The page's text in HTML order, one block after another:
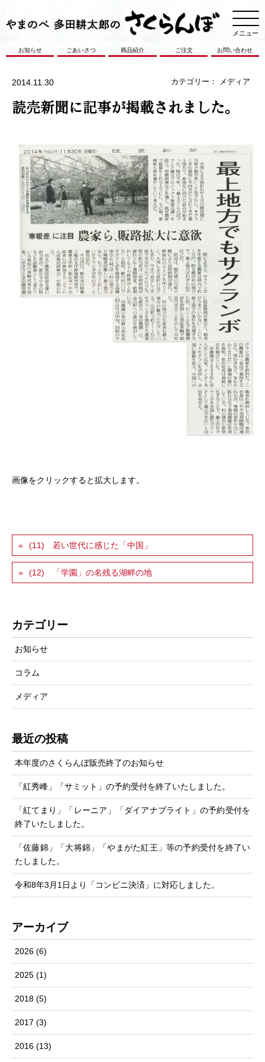
メニュー
お知らせ ごあいさつ 商品紹介 ご注文 お問い合わせ
2014.11.30 カテゴリー： メディア
読売新聞に記事が掲載されました。
画像をクリックすると拡大します。
(11) 若い世代に感じた「中国」
(12) 「学園」の名残る湖畔の地
カテゴリー
お知らせ
コラム
メディア
最近の投稿
本年度のさくらんぼ販売終了のお知らせ
「紅秀峰」「サミット」の予約受付を終了いたしました。
「紅てまり」「レーニア」「ダイアナブライト」の予約受付を
終了いたしました。
「佐藤錦」「大将錦」「やまがた紅王」等の予約受付を終了い
たしました。
令和8年3月1日より「コンビニ決済」に対応しました。
アーカイブ
2026 (6)
2025 (1)
2018 (5)
2017 (3)
2016 (13)